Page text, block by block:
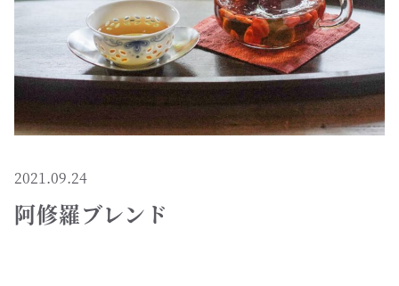
2021.09.24
阿修羅ブレンド